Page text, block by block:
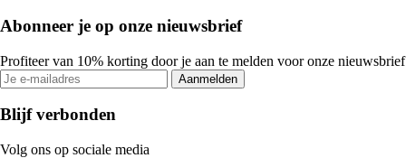
Abonneer je op onze nieuwsbrief
Profiteer van 10% korting door je aan te melden voor onze nieuwsbrief
Aanmelden
Blijf verbonden
Volg ons op sociale media